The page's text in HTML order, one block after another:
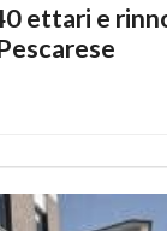
ettari e